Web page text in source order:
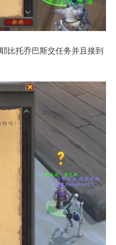
比托乔巴斯交任务并且接到